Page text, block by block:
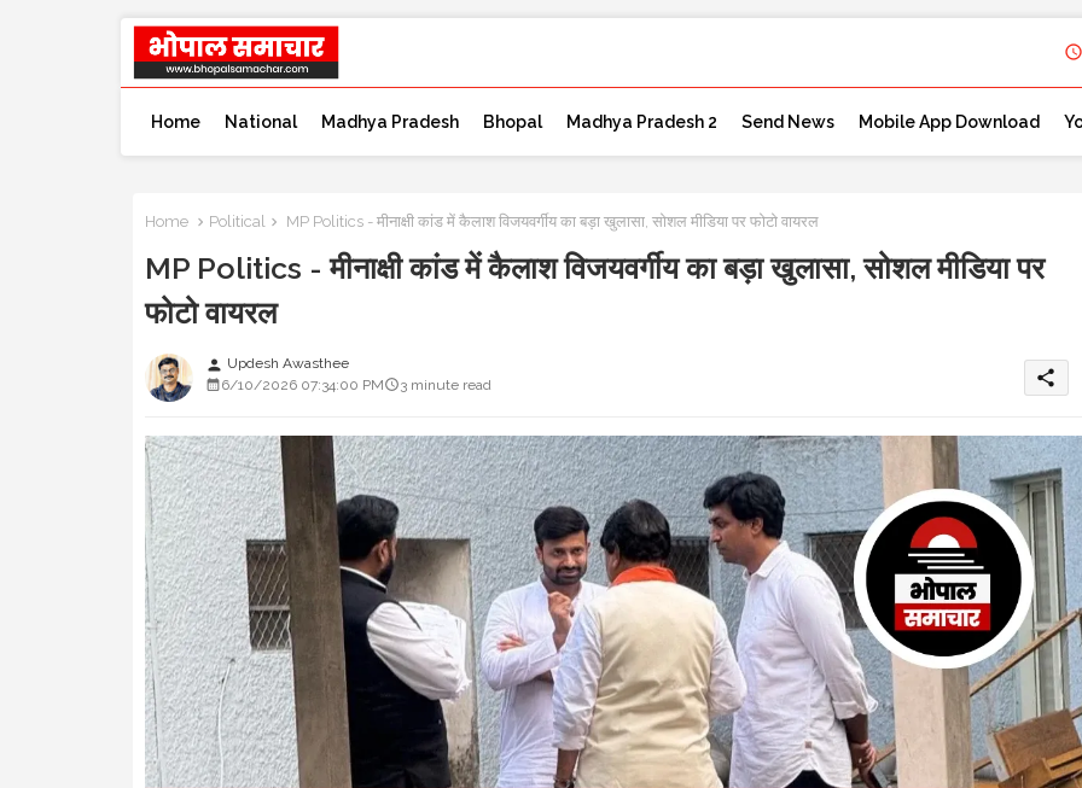
Home National Madhya Pradesh Bhopal Madhya Pradesh 2 Send News Mobile App Download
Home Political MP Politics - मीनाक्षी कांड में कैलाश विजयवर्गीय का बड़ा खुलासा, सोशल मीडिया पर फोटो वायरल
MP Politics - मीनाक्षी कांड में कैलाश विजयवर्गीय का बड़ा खुलासा, सोशल मीडिया पर
फोटो वायरल
person Updesh Awasthee
6/10/2026 07:34:00 PM
3 minute read share